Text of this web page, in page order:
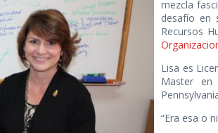
mezcla
desafío en
Recursos
Lisa es
Master en
“Era esa o